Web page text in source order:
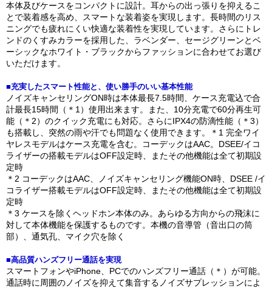
本体及びケースをコンパクトに設計。耳からの出っ張りを抑えるこ
とで装着感を高め、スマートな装着姿を実現します。長時間のリス
ニングでも疲れにくい快適な装着性を実現しています。さらにトレ
ンドのくすみカラーを採用した、ラベンダー、セージグリーンとベ
ーシックなホワイト・ブラックからファッションに合わせてお選び
いただけます。
■充実したスマート性能と、使い勝手のいい基本性能
ノイズキャンセリングON時は本体最長7.5時間、ケース充電込で合
計最長15時間（＊1）使用出来ます。また、10分充電で60分再生可
能（＊2）のクイック充電にも対応。さらにIPX4の防滴性能（＊3）
も搭載し、突然の雨や汗でも問題なく使用できます。＊1 完全ワイ
ヤレスモデルはケース充電を含む。コーデックはAAC。DSEE/イコ
ライザーの搭載モデルはOFF設定時、またその他機能は全て初期設
定時
＊2 コーデックはAAC、ノイズキャンセリング機能ON時、DSEE /イ
コライザー搭載モデルはOFF設定時、またその他機能は全て初期設
定時
＊3 ケースを除くヘッドホン本体のみ。あらゆる方向からの飛沫に
対して本体機能を保護するものです。本機の音導管（音出口の筒
部）、通気孔、マイク穴を除く
■高品質ハンズフリー通話を実現
スマートフォンやiPhone、PCでのハンズフリー通話（＊）が可能。
通話時に周囲のノイズを抑えて集音するノイズサプレッションによ